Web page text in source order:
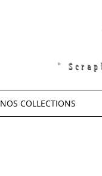
"
NOS COLLECTIONS